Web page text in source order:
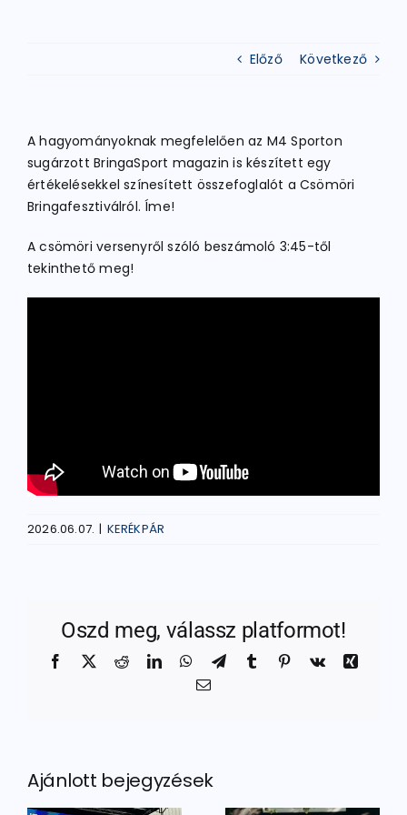
EGYÉB SPORTÁGAK
PÁLYÁK
ELÉRHETŐSÉGEK
Előző Következő
A hagyományoknak megfelelően az M4 Sporton
sugárzott BringaSport magazin is készített egy
értékelésekkel színesített összefoglalót a Csömöri
Bringafesztiválról. Íme!
A csömöri versenyről szóló beszámoló 3:45-től
tekinthető meg!
2026.06.07. | KERÉKPÁR
Oszd meg, válassz platformot!
Facebook
X RedditLinkedInWhatsApp
TelegramTumblr Pinterest
Vk
Xing
Email:
Ajánlott bejegyzések